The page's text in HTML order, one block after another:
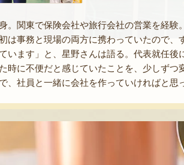
。関東で保険会社や旅行会社の営業を経
は事務と現場の両方に携わっていたので
います」と、星野さんは語る。代表就任
時に不便だと感じていたことを、少しず
、社員と一緒に会社を作っていければと思